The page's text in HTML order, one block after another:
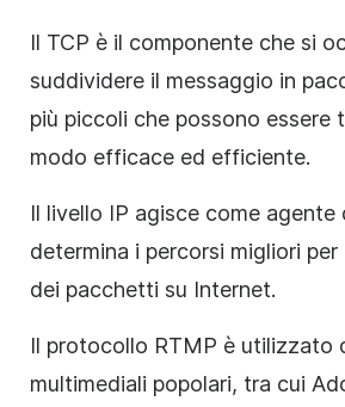
Il TCP è il componente che si
suddividere il messaggio in
più piccoli che possono essere
modo efficace ed efficiente.
Il livello IP agisce come
determina i percorsi migliori
dei pacchetti su Internet.
Il protocollo RTMP è utilizzato
multimediali popolari, tra cui